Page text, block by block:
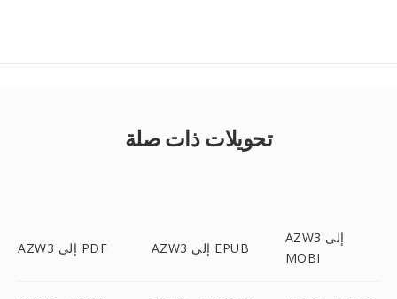
تحويلات ذات صلة
AZW3 إلى PDF AZW3 إلى EPUB
AZW3 إلى
MOBI